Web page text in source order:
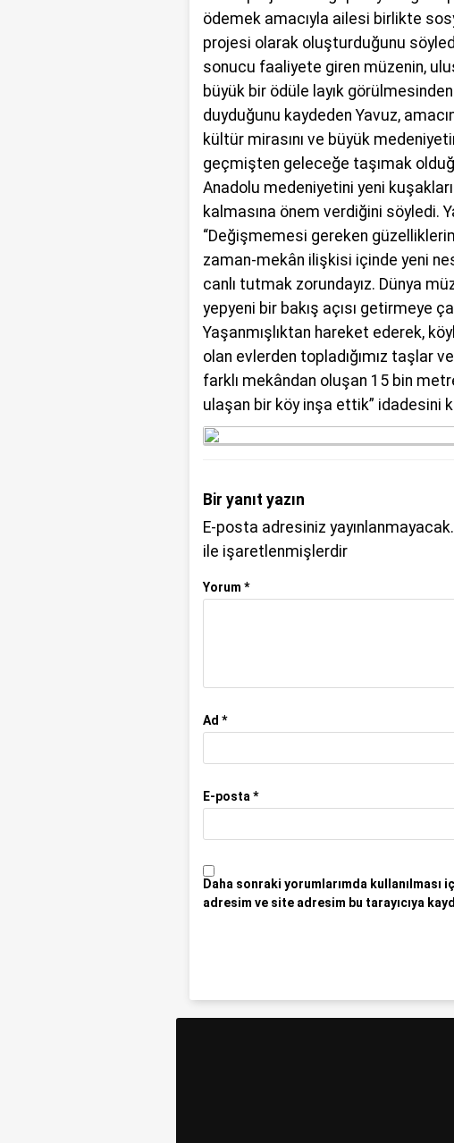
ödemek amacıyla ailesi birlikte
projesi olarak oluşturduğunu
sonucu faaliyete giren müzenin,
büyük bir ödüle layık
duyduğunu kaydeden Yavuz,
kültür mirasını ve büyük
geçmişten geleceğe taşımak
Anadolu medeniyetini yeni
kalmasına önem verdiğini söyledi.
“Değişmemesi gereken
zaman-mekân ilişkisi içinde yeni
canlı tutmak zorundayız. Dünya
yepyeni bir bakış açısı getirmeye
Yaşanmışlıktan hareket ederek,
olan evlerden topladığımız taşlar
farklı mekândan oluşan 15 bin
ulaşan bir köy inşa ettik” idadesini
Bir yanıt yazın
E-posta adresiniz yayınlanmayacak.
ile işaretlenmişlerdir
Yorum *
Ad *
E-posta *
Daha sonraki yorumlarımda kullanılması
adresim ve site adresim bu tarayıcıya